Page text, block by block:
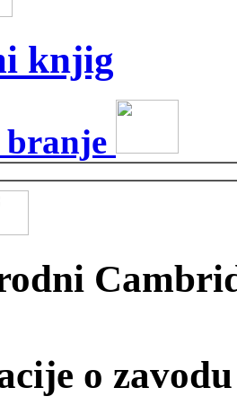
knjig
branje
o